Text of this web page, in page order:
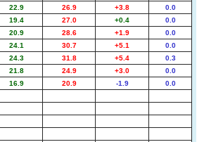
22.9 26.9 +3.8
0.0
19.4 27.0 +0.4
0.0
20.9 28.6 +1.9
0.0
24.1 30.7 +5.1
0.0
24.3 31.8 +5.4
0.3
21.8 24.9 +3.0
0.0
16.9 20.9 -1.9
0.0